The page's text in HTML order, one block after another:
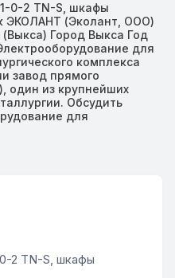
0-2 TN-S, шкафы
ЭКОЛАНТ (Эколант, ООО)
Город Выкса Год
для
комплекса
завод прямого
один из крупнейших
Обсудить
для
2 TN-S, шкафы